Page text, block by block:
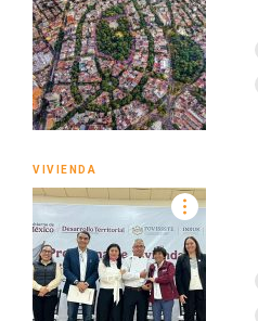
VIVIENDA